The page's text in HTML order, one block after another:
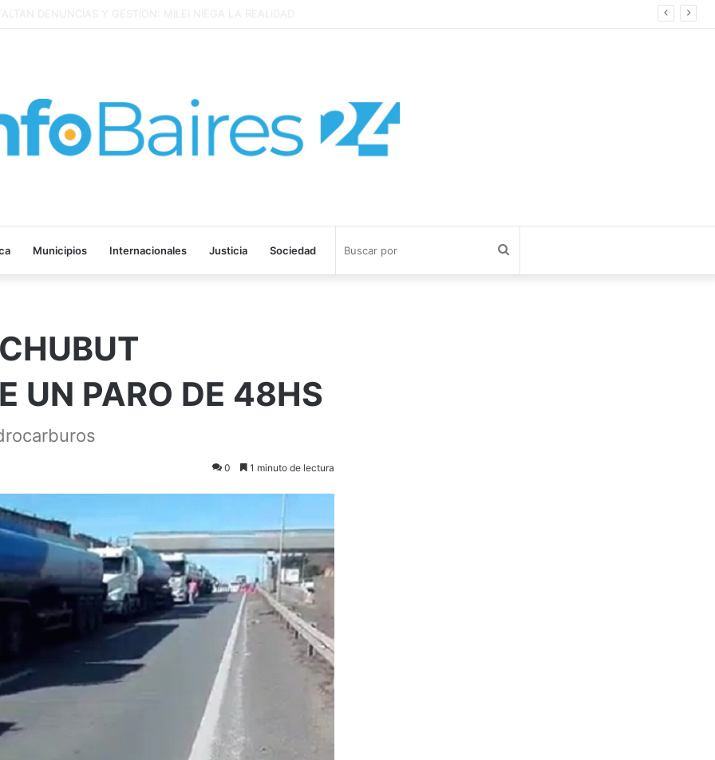
Paz y Las Heras
Municipios Internacionales Justicia Sociedad
UN PARO DE 48HS
0 1 minuto de lectura